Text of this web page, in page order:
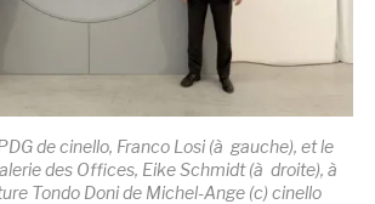
de cinello, Franco Losi (à gauche), et le
des Offices, Eike Schmidt (à droite), à
Tondo Doni de Michel-Ange (c) cinello